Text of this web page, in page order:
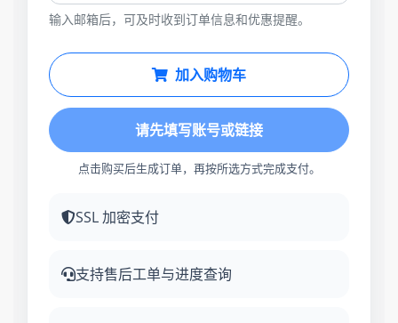
输入邮箱后，可及时收到订单信息和优惠提醒。
加入购物车
请先填写账号或链接
点击购买后生成订单，再按所选方式完成支付。
SSL 加密支付
支持售后工单与进度查询